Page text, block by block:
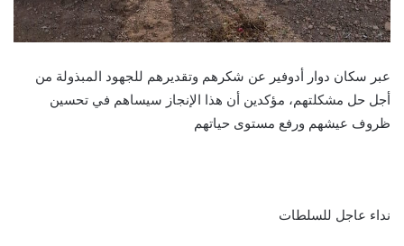
عبر سكان دوار أدوفير عن شكرهم وتقديرهم للجهود المبذولة من
أجل حل مشكلتهم، مؤكدين أن هذا الإنجاز سيساهم في تحسين
ظروف عيشهم ورفع مستوى حياتهم
نداء عاجل للسلطات